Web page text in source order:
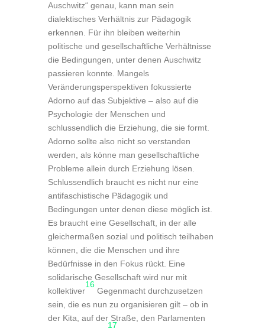
Auschwitz“ genau, kann man sein
dialektisches Verhältnis zur Pädagogik
erkennen. Für ihn bleiben weiterhin
politische und gesellschaftliche Verhältnisse
die Bedingungen, unter denen Auschwitz
passieren konnte. Mangels
Veränderungsperspektiven fokussierte
Adorno auf das Subjektive – also auf die
Psychologie der Menschen und
schlussendlich die Erziehung, die sie formt.
Adorno sollte also nicht so verstanden
werden, als könne man gesellschaftliche
Probleme allein durch Erziehung lösen.
Schlussendlich braucht es nicht nur eine
antifaschistische Pädagogik und
Bedingungen unter denen diese möglich ist.
Es braucht eine Gesellschaft, in der alle
gleichermaßen sozial und politisch teilhaben
können, die die Menschen und ihre
Bedürfnisse in den Fokus rückt. Eine
solidarische Gesellschaft wird nur mit
kollektiver
16
Gegenmacht durchzusetzen
sein, die es nun zu organisieren gilt – ob in
der Kita, auf der Straße, den Parlamenten
17